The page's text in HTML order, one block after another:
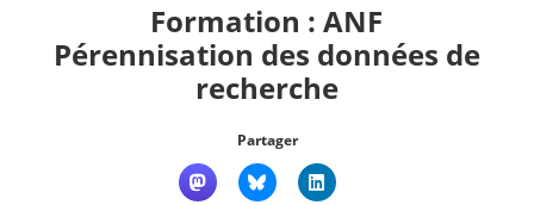
Formation : ANF
Pérennisation des données de
recherche
Partager